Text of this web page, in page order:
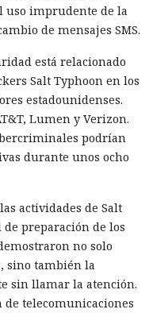
uso imprudente de la
de mensajes SMS.
está relacionado
Salt Typhoon en los
estadounidenses.
Lumen y Verizon.
podrían
durante unos ocho
actividades de Salt
preparación de los
no solo
sino también la
sin llamar la atención.
telecomunicaciones